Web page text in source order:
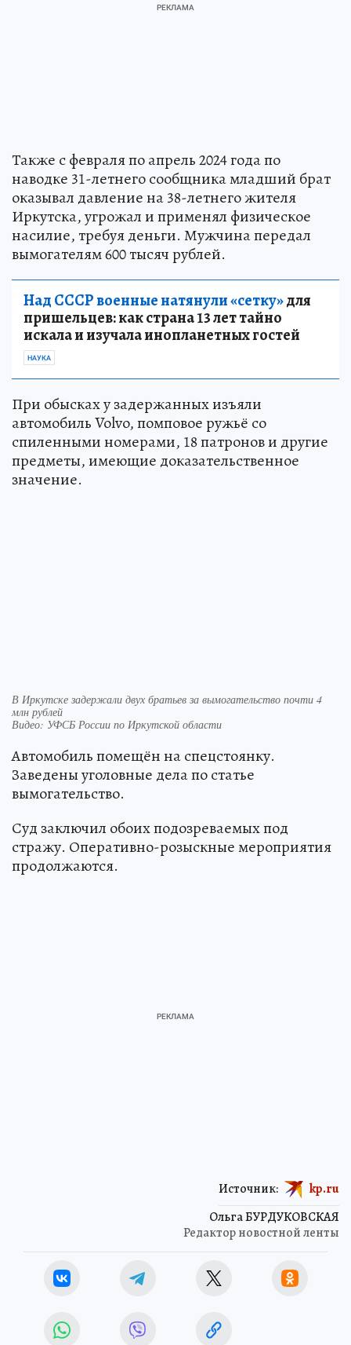
Также с февраля по апрель 2024 года по
наводке 31-летнего сообщника младший брат
оказывал давление на 38-летнего жителя
Иркутска, угрожал и применял физическое
насилие, требуя деньги. Мужчина передал
вымогателям 600 тысяч рублей.
Над СССР военные натянули «сетку»для
пришельцев: как страна 13 лет тайно
искала и изучала инопланетных гостей
НАУКА
При обысках у задержанных изъяли
автомобиль Volvo, помповое ружьё со
спиленными номерами, 18 патронов и другие
предметы, имеющие доказательственное
значение.
В Иркутске задержали двух братьев за вымогательство почти 4
млн рублей
Видео: УФСБ России по Иркутской области
Автомобиль помещён на спецстоянку.
Заведены уголовные дела по статье
вымогательство.
Суд заключил обоих подозреваемых под
стражу. Оперативно-розыскные мероприятия
продолжаются.
Ольга БУРДУКОВСКАЯ
Редактор новостной ленты
Источник: kp.ru